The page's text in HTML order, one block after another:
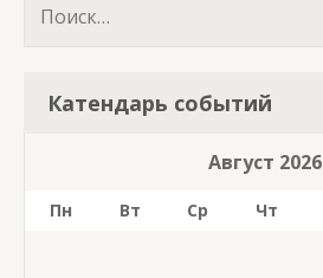
Найти:
Катендарь событий
Август 2026
Пн Вт Ср Чт